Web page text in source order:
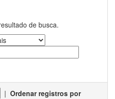
de busca.
| Ordenar registros por